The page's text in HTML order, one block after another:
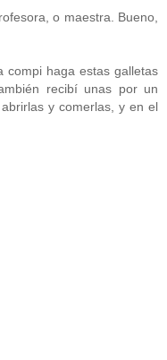
o maestra. Bueno,
compi haga estas galletas
recibí unas por un
y comerlas, y en el